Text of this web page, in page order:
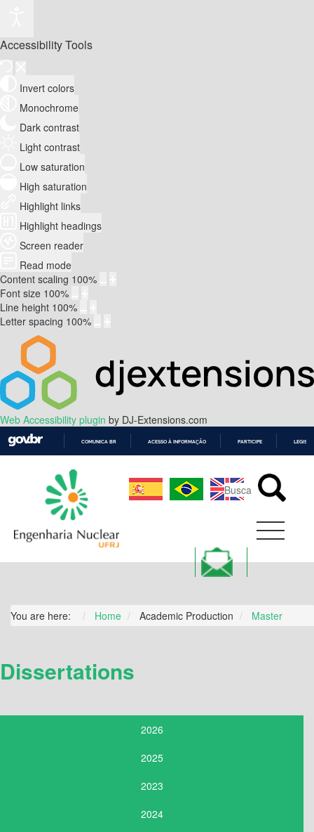
Accessibility Tools
Invert colors
Monochrome
Dark contrast
Light contrast
Low saturation
High saturation
Highlight links
Highlight headings
Screen reader
Read mode
Content scaling 100%
Font size 100%
Line height 100%
Letter spacing 100%
Web Accessibility plugin by DJ-Extensions.com
CONTEÚDO
COMUNICA BR ACESSO À INFORMAÇÃO PARTICIPE
You are here: Home Academic Production Master
Dissertations
2026
2025
2023
2024